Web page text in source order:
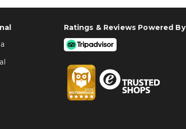
Ratings & Reviews Powered By